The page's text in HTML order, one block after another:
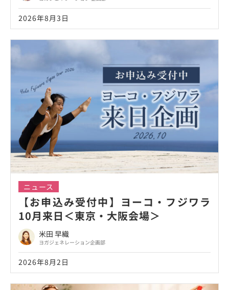
2026年8月3日
ニュース
【お申込み受付中】ヨーコ・フジワラ
10月来日＜東京・大阪会場＞
米田 早織
ヨガジェネレーション企画部
2026年8月2日